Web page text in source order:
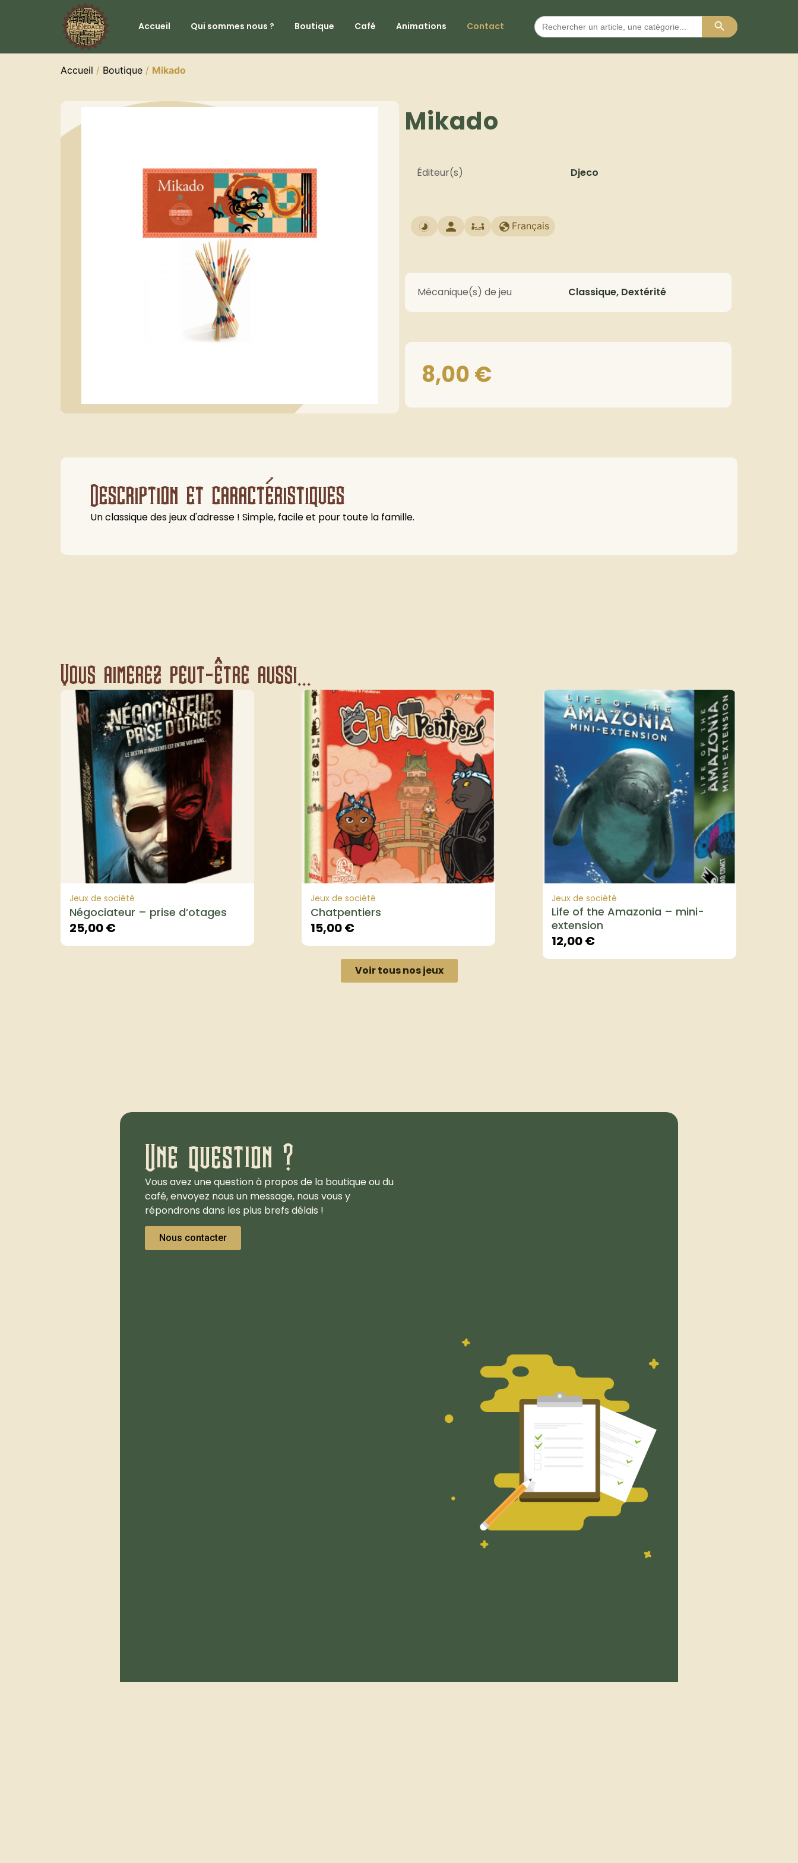
Accueil Qui sommes nous ? Boutique Café Animations Contact
Search
for:
Search Button
Accueil / Boutique / Mikado
Mikado
Éditeur(s) Djeco
Français
Mécanique(s) de jeu Classique, Dextérité
8,00€
Description et caractéristiques
Un classique des jeux d'adresse ! Simple, facile et pour toute la famille.
Vous aimerez peut-être aussi...
Jeux de société
Négociateur – prise d’otages
25,00€
Jeux de société
Chatpentiers
15,00€
Jeux de société
Life of the Amazonia – mini-
extension
12,00€
Voir tous nos jeux
Une question ?
Vous avez une question à propos de la boutique ou du
café, envoyez nous un message, nous vous y
répondrons dans les plus brefs délais !
Nous contacter